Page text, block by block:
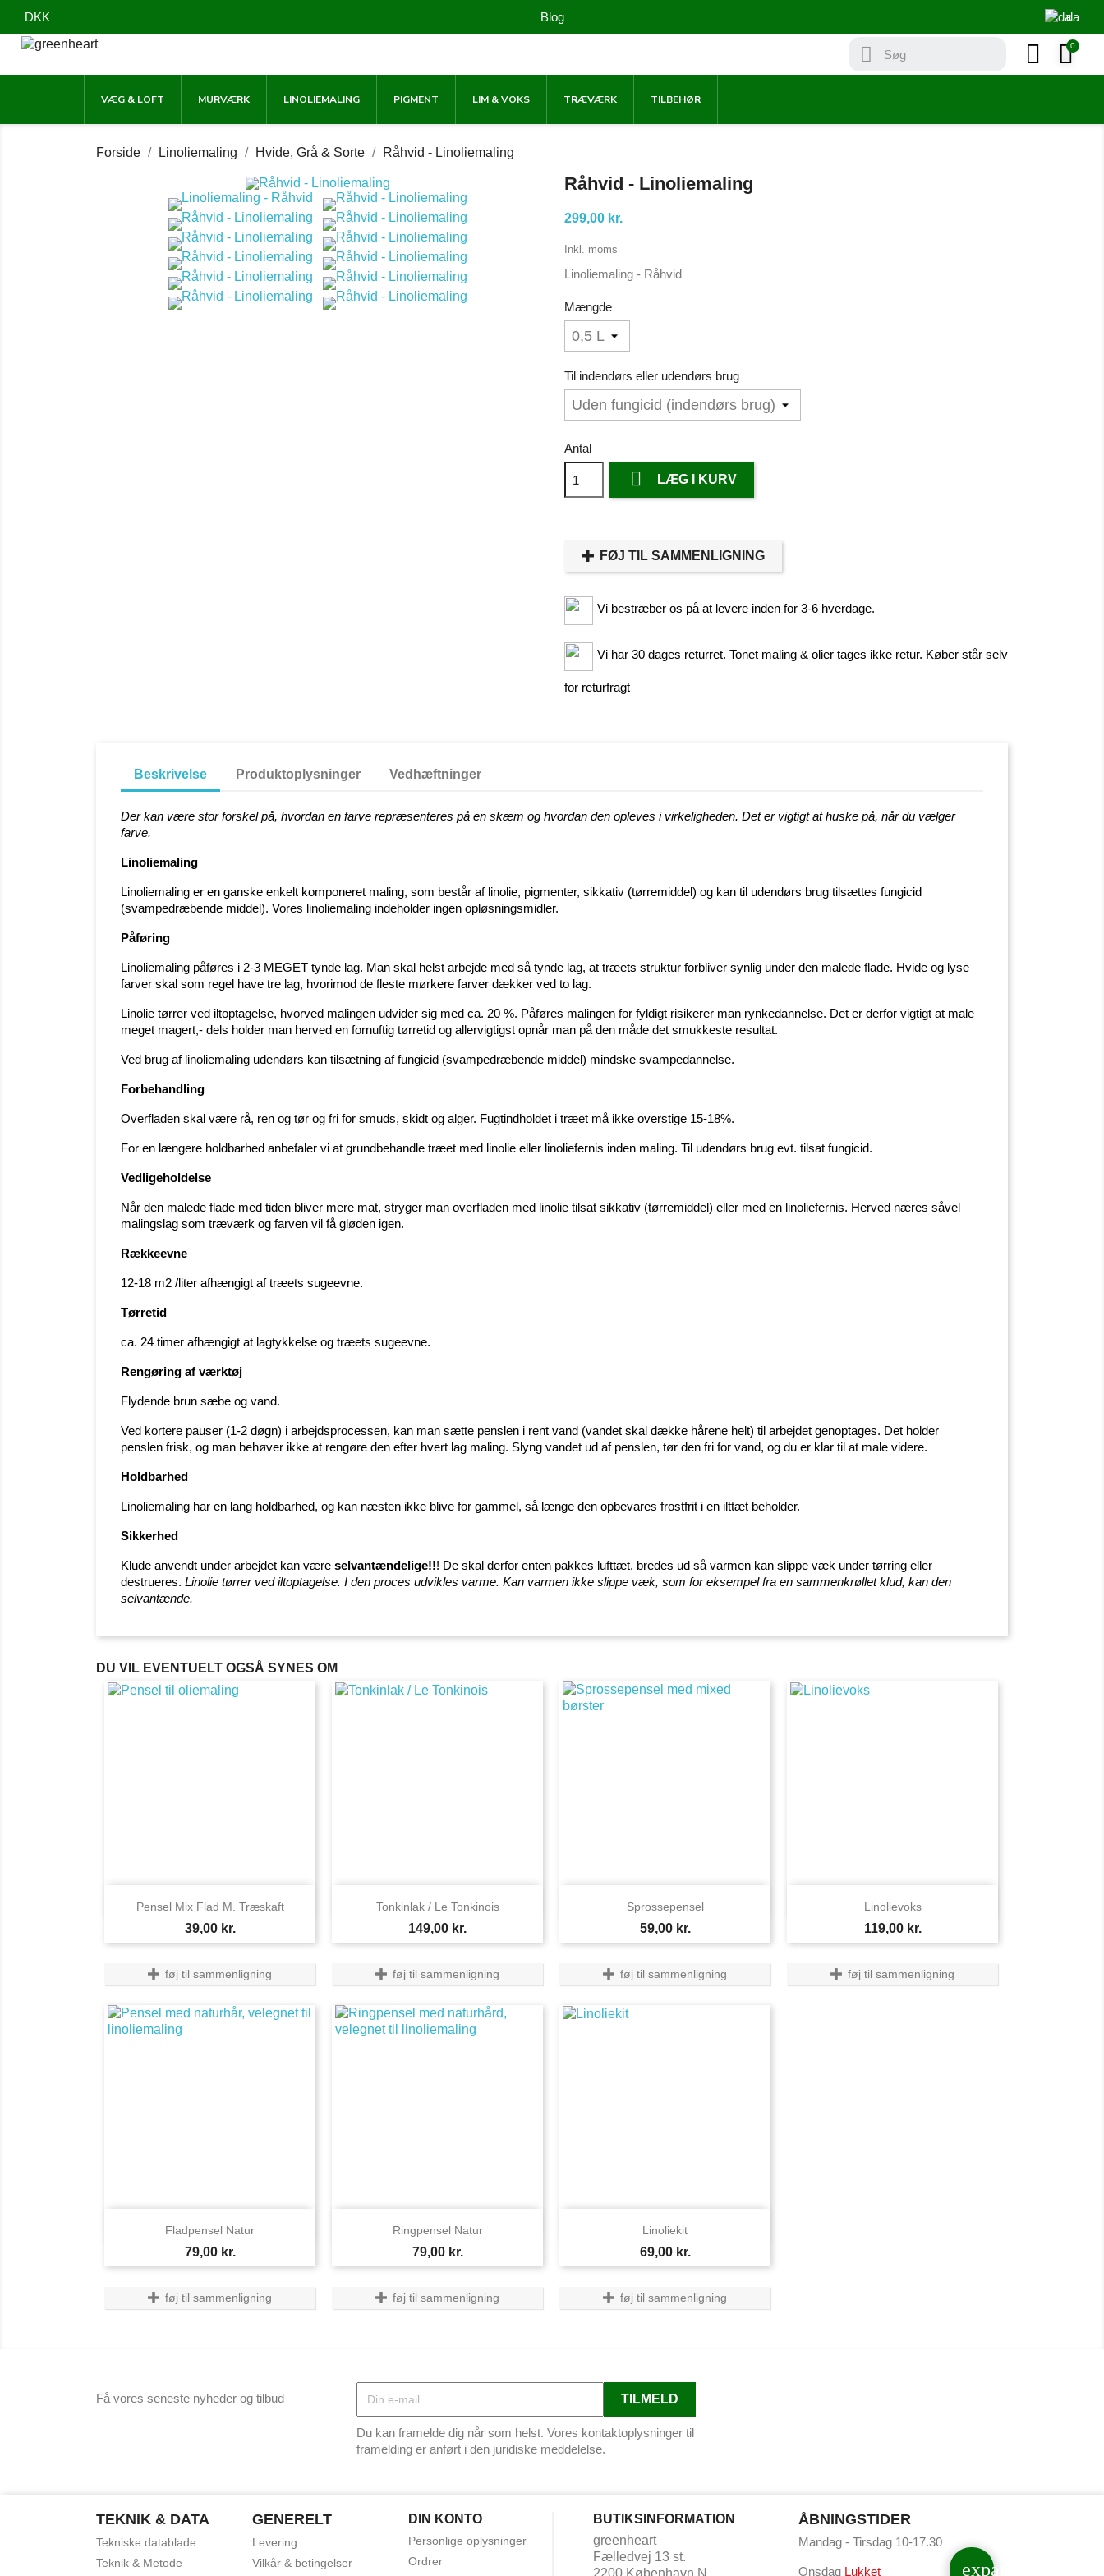
DKK Blog da
VÆG & LOFT MURVÆRK LINOLIEMALING PIGMENT LIM & VOKS TRÆVÆRK TILBEHØR
Forside Linoliemaling Hvide, Grå & Sorte Råhvid - Linoliemaling
Råhvid - Linoliemaling
299,00 kr.
Inkl. moms
Linoliemaling - Råhvid
Mængde
Til indendørs eller udendørs brug
Antal
 LÆG I KURV
FØJ TIL SAMMENLIGNING
Vi bestræber os på at levere inden for 3-6 hverdage.
Vi har 30 dages returret. Tonet maling & olier tages ikke retur. Køber står selv
for returfragt
Beskrivelse Produktoplysninger Vedhæftninger
Der kan være stor forskel på, hvordan en farve repræsenteres på en skæm og hvordan den opleves i virkeligheden. Det er vigtigt at huske på, når du vælger
farve.
Linoliemaling
Linoliemaling er en ganske enkelt komponeret maling, som består af linolie, pigmenter, sikkativ (tørremiddel) og kan til udendørs brug tilsættes fungicid
(svampedræbende middel). Vores linoliemaling indeholder ingen opløsningsmidler.
Påføring
Linoliemaling påføres i 2-3 MEGET tynde lag. Man skal helst arbejde med så tynde lag, at træets struktur forbliver synlig under den malede flade. Hvide og lyse
farver skal som regel have tre lag, hvorimod de fleste mørkere farver dækker ved to lag.
Linolie tørrer ved iltoptagelse, hvorved malingen udvider sig med ca. 20 %. Påføres malingen for fyldigt risikerer man rynkedannelse. Det er derfor vigtigt at male
meget magert,- dels holder man herved en fornuftig tørretid og allervigtigst opnår man på den måde det smukkeste resultat.
Ved brug af linoliemaling udendørs kan tilsætning af fungicid (svampedræbende middel) mindske svampedannelse.
Forbehandling
Overfladen skal være rå, ren og tør og fri for smuds, skidt og alger. Fugtindholdet i træet må ikke overstige 15-18%.
For en længere holdbarhed anbefaler vi at grundbehandle træet med linolie eller linoliefernis inden maling. Til udendørs brug evt. tilsat fungicid.
Vedligeholdelse
Når den malede flade med tiden bliver mere mat, stryger man overfladen med linolie tilsat sikkativ (tørremiddel) eller med en linoliefernis. Herved næres såvel
malingslag som træværk og farven vil få gløden igen.
Rækkeevne
12-18 m2 /liter afhængigt af træets sugeevne.
Tørretid
ca. 24 timer afhængigt at lagtykkelse og træets sugeevne.
Rengøring af værktøj
Flydende brun sæbe og vand.
Ved kortere pauser (1-2 døgn) i arbejdsprocessen, kan man sætte penslen i rent vand (vandet skal dække hårene helt) til arbejdet genoptages. Det holder
penslen frisk, og man behøver ikke at rengøre den efter hvert lag maling. Slyng vandet ud af penslen, tør den fri for vand, og du er klar til at male videre.
Holdbarhed
Linoliemaling har en lang holdbarhed, og kan næsten ikke blive for gammel, så længe den opbevares frostfrit i en ilttæt beholder.
Sikkerhed
Klude anvendt under arbejdet kan være selvantændelige!!! De skal derfor enten pakkes lufttæt, bredes ud så varmen kan slippe væk under tørring eller
destrueres. Linolie tørrer ved iltoptagelse. I den proces udvikles varme. Kan varmen ikke slippe væk, som for eksempel fra en sammenkrøllet klud, kan den
selvantænde.
DU VIL EVENTUELT OGSÅ SYNES OM
Pensel Mix Flad M. Træskaft
Pris
39,00 kr.
 Vis her
føj til sammenligning
Tonkinlak / Le Tonkinois
Pris
149,00 kr.
 Vis her
føj til sammenligning
Sprossepensel
Pris
59,00 kr.
 Vis her
føj til sammenligning
Linolievoks
Pris
119,00 kr.
 Vis her
føj til sammenligning
Fladpensel Natur
Pris
79,00 kr.
 Vis her
føj til sammenligning
Ringpensel Natur
Pris
79,00 kr.
 Vis her
føj til sammenligning
Linoliekit
Pris
69,00 kr.
 Vis her
føj til sammenligning
Få vores seneste nyheder og tilbud
Du kan framelde dig når som helst. Vores kontaktoplysninger til
framelding er anført i den juridiske meddelelse.
TEKNIK & DATA
Tekniske datablade
Teknik & Metode
GENERELT
Levering
Vilkår & betingelser
DIN KONTO
Personlige oplysninger
Ordrer
BUTIKSINFORMATION
greenheart
Fælledvej 13 st.
2200 København N
ÅBNINGSTIDER
Mandag - Tirsdag 10-17.30
Onsdag Lukket expand_less